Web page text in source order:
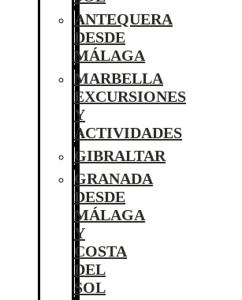
ANTEQUERA
DESDE
MÁLAGA
MARBELLA
EXCURSIONES
Y
ACTIVIDADES
GIBRALTAR
GRANADA
DESDE
MÁLAGA
Y
COSTA
DEL
SOL